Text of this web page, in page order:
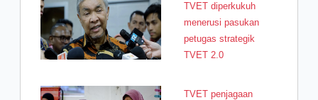
TVET diperkukuh
menerusi pasukan
petugas strategik
TVET 2.0
TVET penjagaan